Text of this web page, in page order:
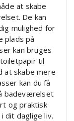
at skabe
De kan
mulighed for
plads på
kan bruges
til
at skabe mere
kan du få
badeværelset
og praktisk
dit daglige liv.